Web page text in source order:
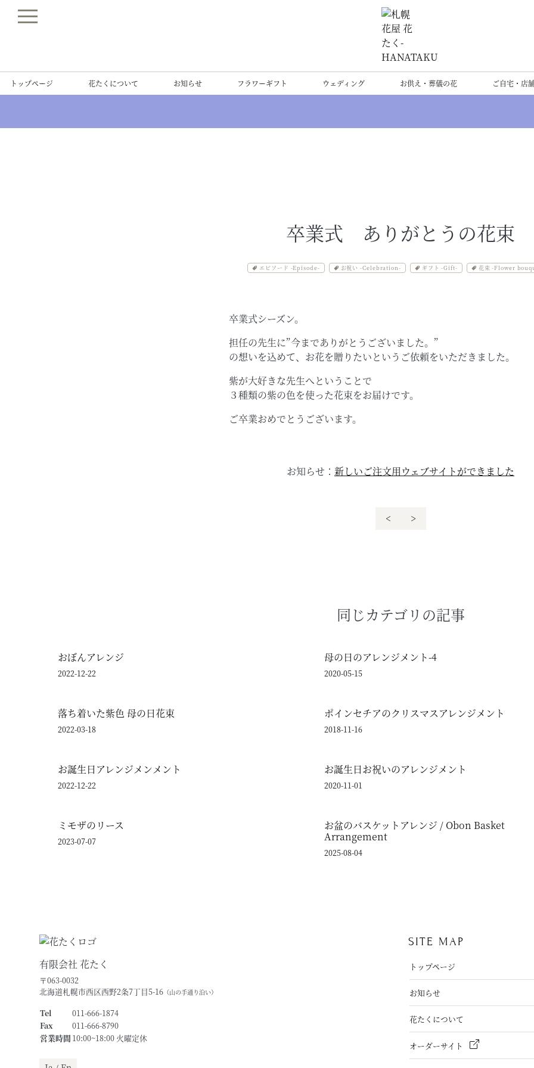
トップページ 花たくについて お知らせ フラワーギフト ウェディング お供え・葬儀の花 ご自宅・店
卒業式 ありがとうの花束
エピソード -Episode- お祝い -Celebration- ギフト -Gift- 花束 -Flower
卒業式シーズン。
担任の先生に”今までありがとうございました。”
の想いを込めて、お花を贈りたいというご依頼をいただきました。
紫が大好きな先生へということで
３種類の紫の色を使った花束をお届けです。
ご卒業おめでとうございます。
お知らせ： 新しいご注文用ウェブサイトができました
< >
同じカテゴリの記事
おぼんアレンジ
2022-12-22
母の日のアレンジメント-4
2020-05-15
落ち着いた紫色 母の日花束
2022-03-18
ポインセチアのクリスマスアレンジメント
2018-11-16
お誕生日アレンジメンメント
2022-12-22
お誕生日お祝いのアレンジメント
2020-11-01
ミモザのリース
2023-07-07
お盆のバスケットアレンジ / Obon Basket
Arrangement
2025-08-04
SITE MAP
トップページ
お知らせ
花たくについて
オーダーサイト
有限会社 花たく
〒063-0032
北海道札幌市西区西野2条7丁目5-16（山の手通り沿い）
Tel
011-666-1874
Fax
011-666-8790
営業時間 10:00~18:00 火曜定休